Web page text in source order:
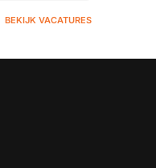
BEKIJK VACATURES